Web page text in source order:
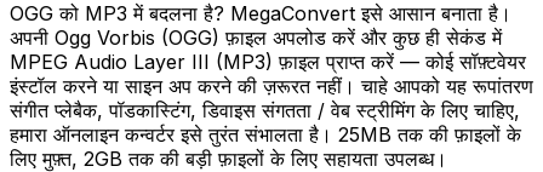
OGG को MP3 में बदलना है? MegaConvert इसे आसान बनाता है।
अपनी Ogg Vorbis (OGG) फ़ाइल अपलोड करें और कुछ ही सेकंड में
MPEG Audio Layer III (MP3) फ़ाइल प्राप्त करें — कोई सॉफ़्टवेयर
इंस्टॉल करने या साइन अप करने की ज़रूरत नहीं। चाहे आपको यह रूपांतरण
संगीत प्लेबैक, पॉडकास्टिंग, डिवाइस संगतता / वेब स्ट्रीमिंग के लिए चाहिए,
हमारा ऑनलाइन कन्वर्टर इसे तुरंत संभालता है। 25MB तक की फ़ाइलों के
लिए मुफ़्त, 2GB तक की बड़ी फ़ाइलों के लिए सहायता उपलब्ध।